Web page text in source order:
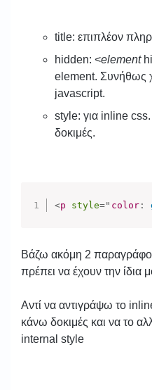
title: επιπλέον
hidden: <element
element. Συνήθως
javascript.
style: για inline
δοκιμές.
<p style=" color :
Βάζω ακόμη 2
πρέπει να έχουν την ίδια
Αντί να αντιγράψω το
κάνω δοκιμές και να το
internal style